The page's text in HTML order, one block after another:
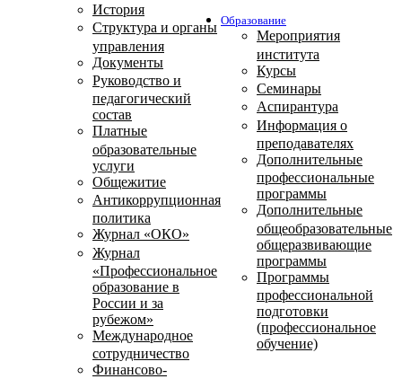
История
Структура и органы
управления
Документы
Руководство и
педагогический
состав
Платные
образовательные
услуги
Общежитие
Антикоррупционная
политика
Журнал «ОКО»
Журнал
«Профессиональное
образование в
России и за
рубежом»
Международное
сотрудничество
Финансово-
Образование
Мероприятия
института
Курсы
Семинары
Аспирантура
Информация о
преподавателях
Дополнительные
профессиональные
программы
Дополнительные
общеобразовательные
общеразвивающие
программы
Программы
профессиональной
подготовки
(профессиональное
обучение)